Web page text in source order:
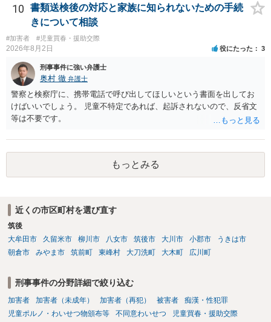
害者の経済的損害の回復として有利に斟酌されます。 また、前科前歴
を有しないことも、規範意識が鈍磨しきっているとまでは言えず、有
利な点です。 その他、家族の監督等の情状証拠を適切に提出すること
で、私見ですが、執行猶予判決を視野に入れることが可能な事案と思
われます。 上記、一つの意見として参考ください。
10
書類送検後の対応と家族に知られないための手続
きについて相談
#加害者 #児童買春・援助交際
2026年8月2日 役にたった 3
刑事事件に強い弁護士
奥村 徹 弁護士
警察と検察庁に、携帯電話で呼び出してほしいという書面を出してお
けばいいでしょう。 児童不特定であれば、起訴されないので、反省文
等は不要です。
もっとみる
近くの市区町村を選び直す
筑後
大牟田市
久留米市 柳川市 八女市 筑後市 大川市 小郡市
うきは市
朝倉市
みやま市 筑前町 東峰村 大刀洗町 大木町 広川町
刑事事件の分野詳細で絞り込む
加害者 加害者（未成年） 加害者（再犯） 被害者
痴漢・性犯罪
児童ポルノ・わいせつ物頒布等
不同意わいせつ
児童買春・援助交際